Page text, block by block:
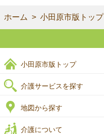
ホーム 小田原市版トップ
小田原市版トップ
介護サービスを探す
地図から探す
介護について